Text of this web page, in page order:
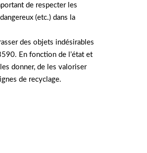
de respecter les
(etc.) dans la
des objets indésirables
En fonction de l’état et
donner, de les valoriser
de recyclage.